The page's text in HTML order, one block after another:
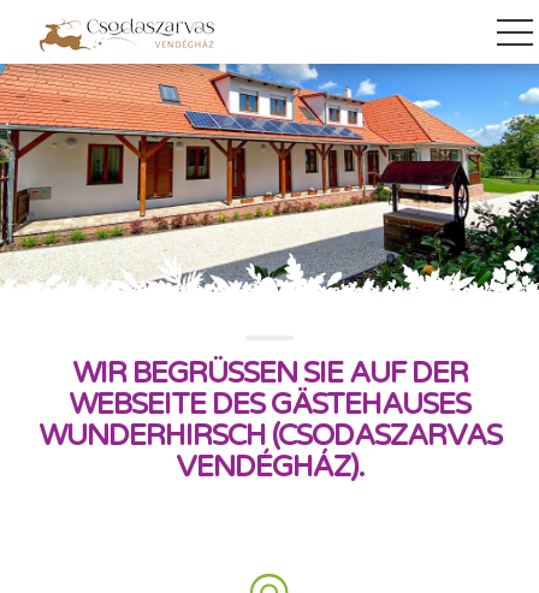
WIR BEGRÜSSEN SIE AUF DER W
EBSEITE DES GÄSTEHAUSES W
UNDERHIRSCH (CSODASZARVAS V
ENDÉGHÁZ).